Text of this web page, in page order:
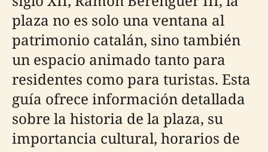
plaza no es solo una ventana al
patrimonio catalán, sino también
un espacio animado tanto para
residentes como para turistas. Esta
guía ofrece información detallada
sobre la historia de la plaza, su
importancia cultural, horarios de